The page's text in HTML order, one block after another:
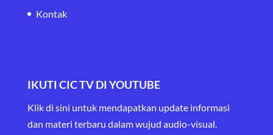
Kontak
IKUTI CIC TV DI YOUTUBE
Klik di sini untuk mendapatkan update informasi
dan materi terbaru dalam wujud audio-visual.